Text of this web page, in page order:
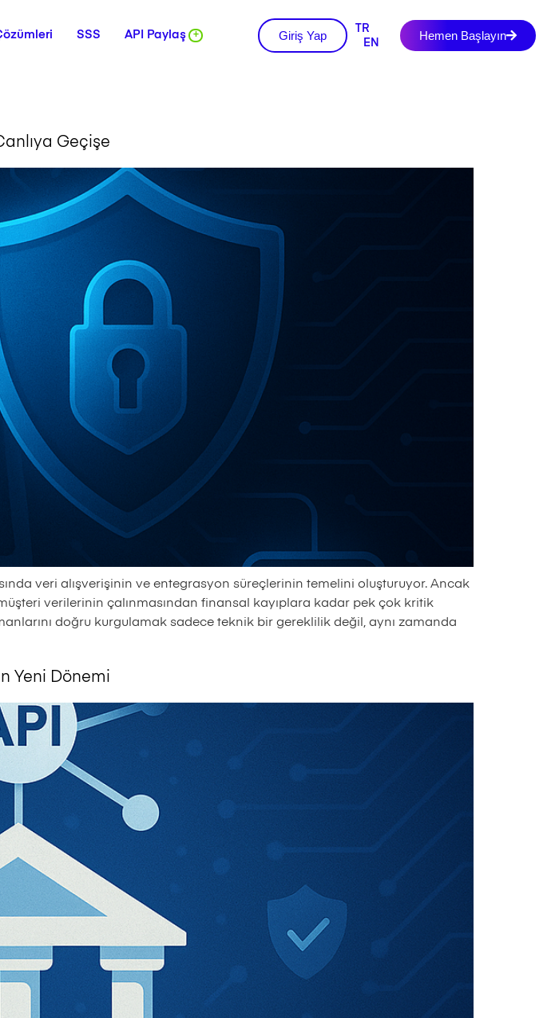
SSS API Paylaş + Giriş Yap
TR
EN
Hemen Başlayın
Geçişe
veri alışverişinin ve entegrasyon süreçlerinin temelini oluşturuyor. Ancak
verilerinin çalınmasından finansal kayıplara kadar pek çok kritik
doğru kurgulamak sadece teknik bir gereklilik değil, aynı zamanda
Yeni Dönemi